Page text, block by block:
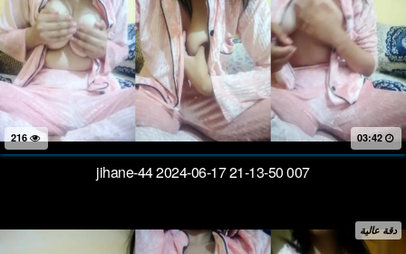
03:42
jihane-44 2024-06-17 21-13-50 007
دقة عالية